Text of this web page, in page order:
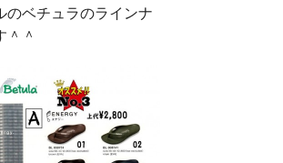
のベチュラのラインナ
＾